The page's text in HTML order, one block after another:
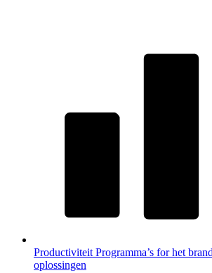
Productiviteit Programma’s for het
oplossingen